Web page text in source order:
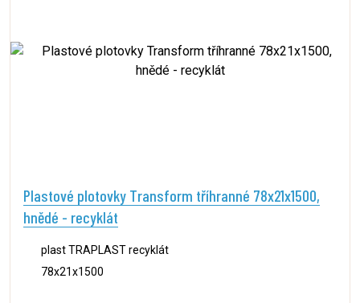
Plastové plotovky Transform tříhranné 78x21x1500,
hnědé - recyklát
plast TRAPLAST recyklát
78x21x1500